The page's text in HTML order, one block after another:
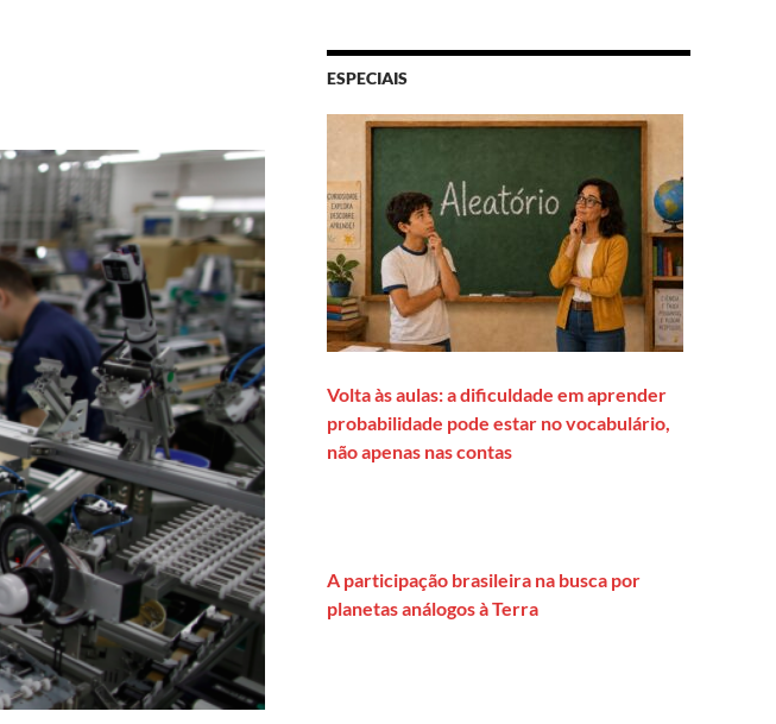
ESPECIAIS
Volta às aulas: a dificuldade em aprender
probabilidade pode estar no vocabulário,
não apenas nas contas
A participação brasileira na busca por
planetas análogos à Terra